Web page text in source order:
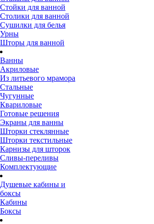
Стойки для ванной
Столики для ванной
Сушилки для белья
Урны
Шторы для ванной
Ванны
Акриловые
Из литьевого мрамора
Стальные
Чугунные
Квариловые
Готовые решения
Экраны для ванны
Шторки стеклянные
Шторки текстильные
Карнизы для шторок
Сливы-переливы
Комплектующие
Душевые кабины и
боксы
Кабины
Боксы